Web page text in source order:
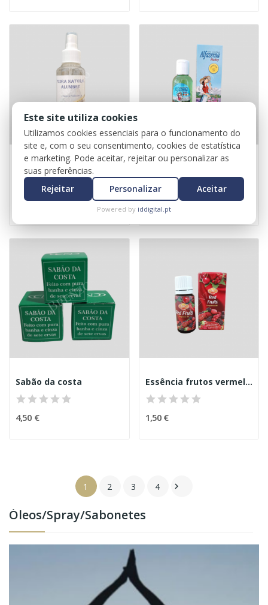
Óleos/Spray/sabonetes
Spray pedra alumbre
2,50 € 12,50 €
Sabão da costa
4,50 €
Essência frutos vermelhos
1,50 €
1 2 3 4 
Este site utiliza cookies
Utilizamos cookies essenciais para o funcionamento do
site e, com o seu consentimento, cookies de estatística
e marketing. Pode aceitar, rejeitar ou personalizar as
suas preferências.
Rejeitar
Personalizar Aceitar
Powered by iddigital.pt